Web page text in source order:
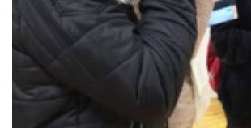
Kontaktsida
VAD HÄNDER…
Följ oss på Facebook